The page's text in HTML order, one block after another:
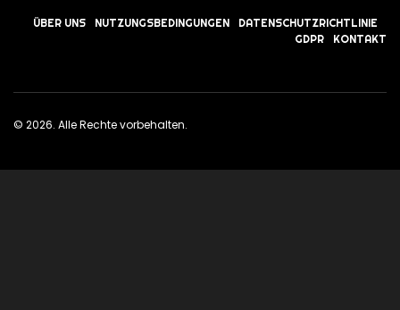
ÜBER UNS NUTZUNGSBEDINGUNGEN
DATENSCHUTZRICHTLINIE
GDPR
KONTAKT
© 2026. Alle Rechte vorbehalten.